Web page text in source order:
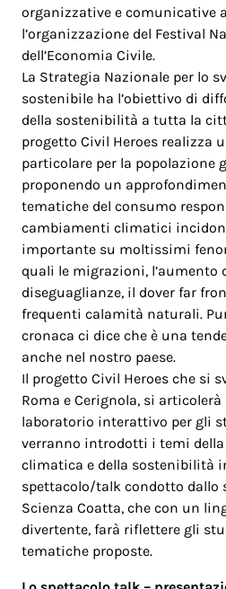
organizzative e comunicative
l’organizzazione del Festival
dell’Economia Civile.
La Strategia Nazionale per lo
sostenibile ha l’obiettivo di
della sostenibilità a tutta la
progetto Civil Heroes realizza
particolare per la popolazione
proponendo un
tematiche del consumo
cambiamenti climatici
importante su moltissimi
quali le migrazioni, l’aumento
diseguaglianze, il dover far
frequenti calamità naturali.
cronaca ci dice che è una
anche nel nostro paese.
Il progetto Civil Heroes che si
Roma e Cerignola, si
laboratorio interattivo per gli
verranno introdotti i temi
climatica e della sostenibilità
spettacolo/talk condotto dallo
Scienza Coatta, che con un
divertente, farà riflettere gli
tematiche proposte.